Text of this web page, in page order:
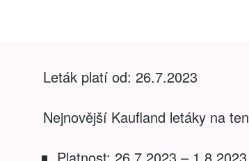
Leták platí od: 26.7.2023
Nejnovější Kaufland letáky na